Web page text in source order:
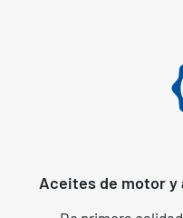
Aceites de motor y